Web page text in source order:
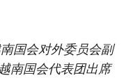
国会对外委员会副
南国会代表团出席